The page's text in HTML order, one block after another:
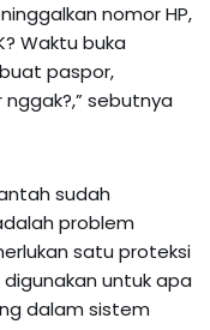
nomor HP,
Waktu buka
paspor,
sebutnya
sudah
problem
satu proteksi
untuk apa
dalam sistem